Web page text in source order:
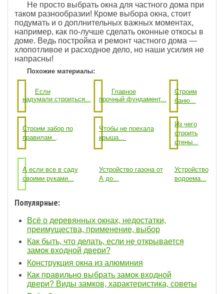
Не просто выбрать окна для частного дома при
таком разнообразии! Кроме выбора окна, стоит
подумать и о доплнительных важных моментах,
например, как по-лучше сделать оконные откосы в
доме. Ведь постройка и ремонт частного дома —
хлопотливое и расходное дело, но наши усилия не
напрасны!
Похожие материалы:
Если
надумали строиться...
Главное
прочный фундамент...
Строим
баню...
Строим забор по
правилам..
Чтобы не поехала
крыша...
Из чего
строить
стены...
А если все в саду
своими руками...
Устройство газона от
А до...
Устройство
водоема...
Популярные:
Всё о деревянных окнах, недостатки,
преимущества, применение, выбор
Как быть, что делать, если не открывается
замок входной двери?
Конструкция окна из алюминия
Как правильно выбрать замок входной
двери? Виды замков, характеристика, советы